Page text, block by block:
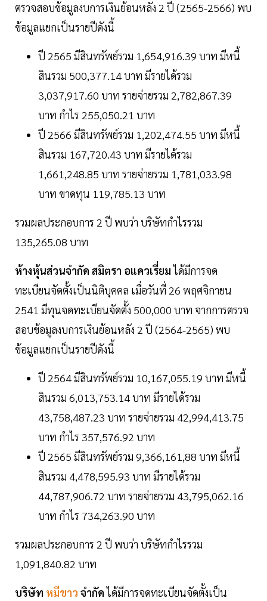
ตรวจสอบข้อมูลงบการเงินย้อนหลัง 2 ปี (2565-2566) พบ
ข้อมูลแยกเป็นรายปีดังนี้
ปี 2565 มีสินทรัพย์รวม 1,654,916.39 บาท มีหนี้
สินรวม 500,377.14 บาท มีรายได้รวม
3,037,917.60 บาท รายจ่ายรวม 2,782,867.39
บาท กำไร 255,050.21 บาท
ปี 2566 มีสินทรัพย์รวม 1,202,474.55 บาท มีหนี้
สินรวม 167,720.43 บาท มีรายได้รวม
1,661,248.85 บาท รายจ่ายรวม 1,781,033.98
บาท ขาดทุน 119,785.13 บาท
รวมผลประกอบการ 2 ปี พบว่า บริษัทกำไรรวม
135,265.08 บาท
ห้างหุ้นส่วนจำกัด สมิตรา อแควเรี่ยมได้มีการจด
ทะเบียนจัดตั้งเป็นนิติบุคคล เมื่อวันที่ 26 พฤศจิกายน
2541 มีทุนจดทะเบียนจัดตั้ง 500,000 บาท จากการตรวจ
สอบข้อมูลงบการเงินย้อนหลัง 2 ปี (2564-2565) พบ
ข้อมูลแยกเป็นรายปีดังนี้
ปี 2564 มีสินทรัพย์รวม 10,167,055.19 บาท มีหนี้
สินรวม 6,013,753.14 บาท มีรายได้รวม
43,758,487.23 บาท รายจ่ายรวม 42,994,413.75
บาท กำไร 357,576.92 บาท
ปี 2565 มีสินทรัพย์รวม 9,366,161,88 บาท มีหนี้
สินรวม 4,478,595.93 บาท มีรายได้รวม
44,787,906.72 บาท รายจ่ายรวม 43,795,062.16
บาท กำไร 734,263.90 บาท
รวมผลประกอบการ 2 ปี พบว่า บริษัทกำไรรวม
1,091,840.82 บาท
บริษัท หมีขาว จำกัดได้มีการจดทะเบียนจัดตั้งเป็น